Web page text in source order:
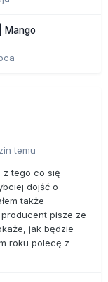
Mango
temu
z tego co się
dojść o
także
pisze ze
jak będzie
roku polecę z